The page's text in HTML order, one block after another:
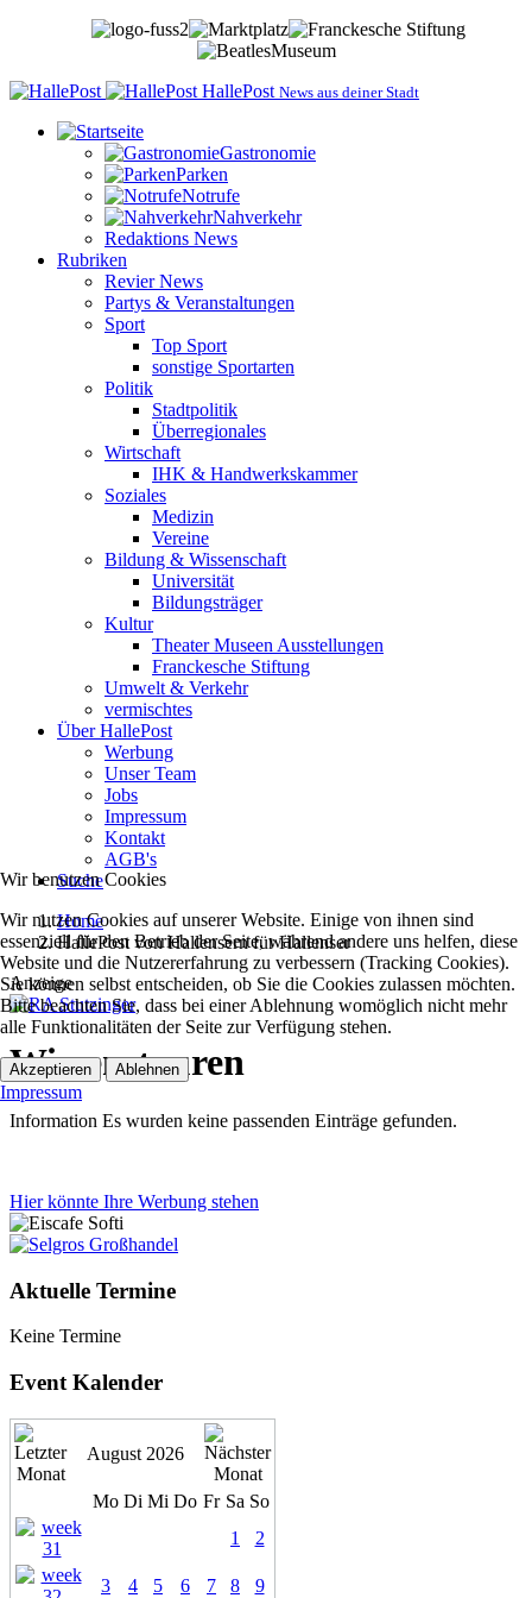
HallePost News aus deiner Stadt
Gastronomie
Parken
Notrufe
Nahverkehr
Redaktions News
Rubriken
Revier News
Partys & Veranstaltungen
Sport
Top Sport
sonstige Sportarten
Politik
Stadtpolitik
Überregionales
Wirtschaft
IHK & Handwerkskammer
Soziales
Medizin
Vereine
Bildung & Wissenschaft
Universität
Bildungsträger
Kultur
Theater Museen Ausstellungen
Franckesche Stiftung
Umwelt & Verkehr
vermischtes
Über HallePost
Werbung
Unser Team
Jobs
Impressum
Kontakt
AGB's
Suche
Home
HallePost von Hallensern für Hallenser
Anzeige
Wissenstouren
Information Es wurden keine passenden Einträge gefunden.
Hier könnte Ihre Werbung stehen
Aktuelle Termine
Keine Termine
Event Kalender
August 2026
Mo Di Mi Do Fr Sa So
1
2
3 4 5 6 7 8 9
Wir benutzen Cookies
Wir nutzen Cookies auf unserer Website. Einige von ihnen sind
essenziell für den Betrieb der Seite, während andere uns helfen, diese
Website und die Nutzererfahrung zu verbessern (Tracking Cookies).
Sie können selbst entscheiden, ob Sie die Cookies zulassen möchten.
Bitte beachten Sie, dass bei einer Ablehnung womöglich nicht mehr
alle Funktionalitäten der Seite zur Verfügung stehen.
Akzeptieren Ablehnen
Impressum